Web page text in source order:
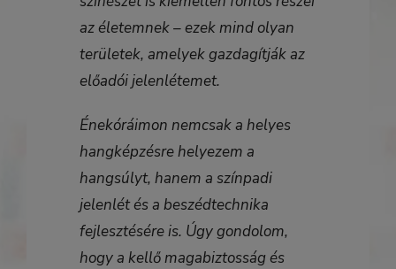
az életemnek – ezek mind olyan
területek, amelyek gazdagítják az
előadói jelenlétemet.
Énekóráimon nemcsak a helyes
hangképzésre helyezem a
hangsúlyt, hanem a színpadi
jelenlét és a beszédtechnika
fejlesztéséreis. Úgy gondolom,
hogy a kellő magabiztosság és